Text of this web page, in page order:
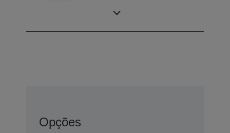
Opções